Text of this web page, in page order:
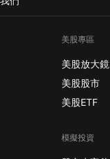
美股專區
美股放大鏡
美股股市
美股ETF
模擬投資